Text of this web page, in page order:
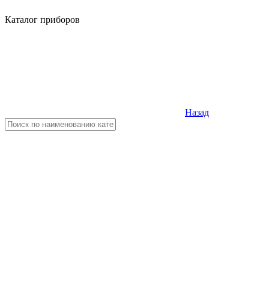
Каталог приборов
Назад